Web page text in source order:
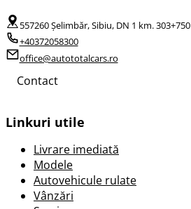
557260 Șelimbăr, Sibiu, DN 1 km. 303+750
+40372058300
office@autototalcars.ro
Contact
Linkuri utile
Livrare imediată
Modele
Autovehicule rulate
Vânzări